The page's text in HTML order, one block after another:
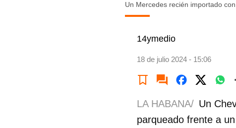
Un Mercedes recién importado
14ymedio
18 de julio 2024 - 15:06
LA HABANA/ Un
parqueado frente a